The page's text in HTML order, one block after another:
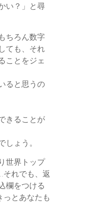
い？」と尋
ちろん数字
ても、それ
ことをジェ
ると思うの
きることが
ょう。
世界トップ
れでも、返
欄をつける
っとあなたも